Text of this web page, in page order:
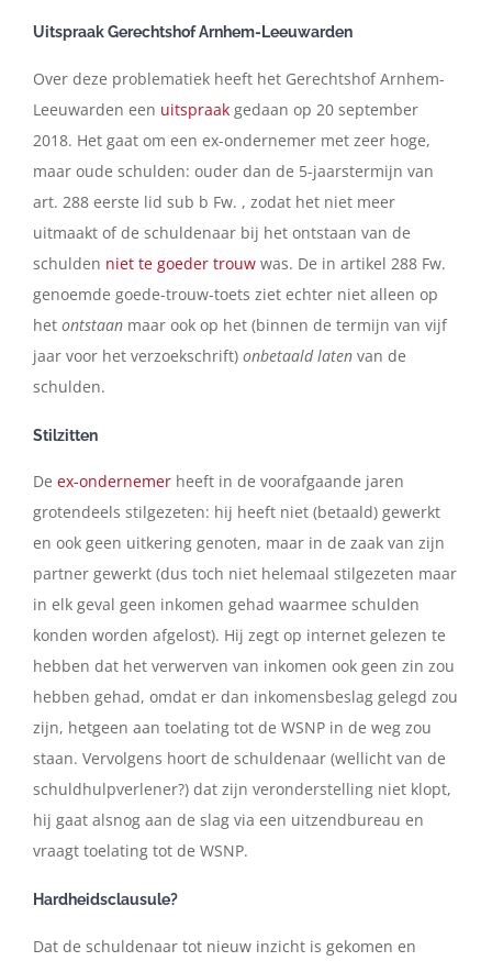
Uitspraak Gerechtshof Arnhem-Leeuwarden
Over deze problematiek heeft het Gerechtshof Arnhem-
Leeuwarden een uitspraak gedaan op 20 september
2018. Het gaat om een ex-ondernemer met zeer hoge,
maar oude schulden: ouder dan de 5-jaarstermijn van
art. 288 eerste lid sub b Fw. , zodat het niet meer
uitmaakt of de schuldenaar bij het ontstaan van de
schulden niet te goeder trouw was. De in artikel 288 Fw.
genoemde goede-trouw-toets ziet echter niet alleen op
het ontstaan maar ook op het (binnen de termijn van vijf
jaar voor het verzoekschrift) onbetaald laten van de
schulden.
Stilzitten
De ex-ondernemer heeft in de voorafgaande jaren
grotendeels stilgezeten: hij heeft niet (betaald) gewerkt
en ook geen uitkering genoten, maar in de zaak van zijn
partner gewerkt (dus toch niet helemaal stilgezeten maar
in elk geval geen inkomen gehad waarmee schulden
konden worden afgelost). Hij zegt op internet gelezen te
hebben dat het verwerven van inkomen ook geen zin zou
hebben gehad, omdat er dan inkomensbeslag gelegd zou
zijn, hetgeen aan toelating tot de WSNP in de weg zou
staan. Vervolgens hoort de schuldenaar (wellicht van de
schuldhulpverlener?) dat zijn veronderstelling niet klopt,
hij gaat alsnog aan de slag via een uitzendbureau en
vraagt toelating tot de WSNP.
Hardheidsclausule?
Dat de schuldenaar tot nieuw inzicht is gekomen en